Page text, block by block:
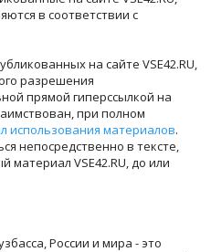
в соответствии с
на сайте VSE42.RU,
разрешения
прямой гиперссылкой на
при полном
использования материалов.
непосредственно в тексте,
VSE42.RU, до или
России и мира - это